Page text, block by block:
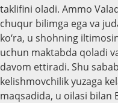
taklifini oladi. Ammo
chuqur bilimga ega va
ko‘ra, u shohning
uchun maktabda qoladi
davom ettiradi. Shu
kelishmovchilik yuzaga
maqsadida, u oilasi bilan